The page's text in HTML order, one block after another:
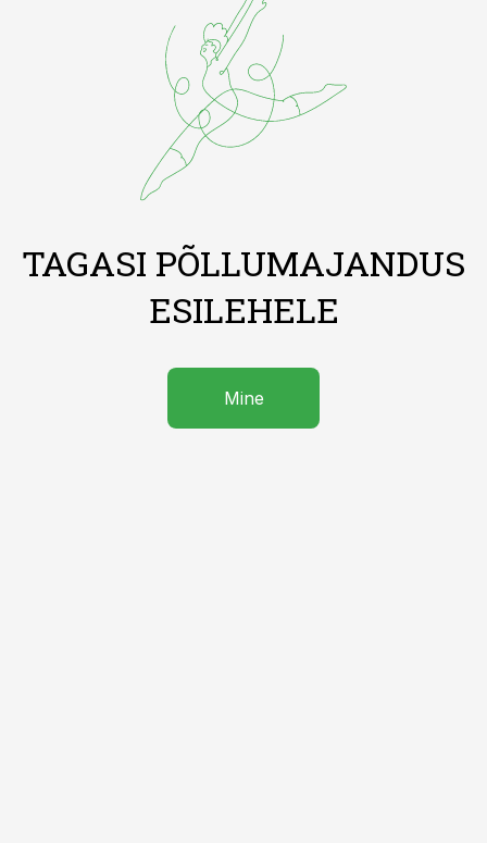
TAGASI PÕLLUMAJANDUS
ESILEHELE
Mine